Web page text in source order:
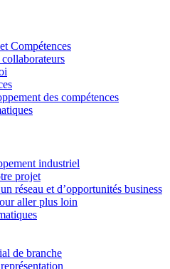
Compétences
des compétences
industriel
projet
réseau et d’opportunités business
aller plus loin
de branche